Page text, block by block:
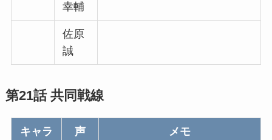
幸輔
佐原
誠
第21話 共同戦線
キャラ
声
メモ